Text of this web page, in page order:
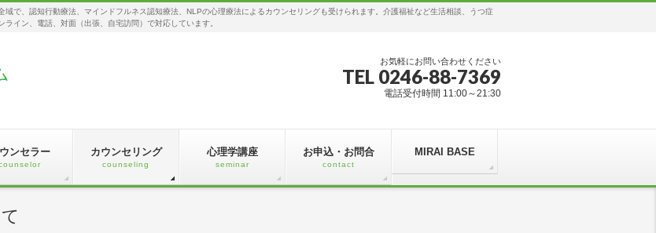
で、認知行動療法、マインドフルネス認知療法、NLPの心理療法によるカウンセリングも受けられます。介護福祉など生活相談、うつ症
イン、電話、対面（出張、自宅訪問）で対応しています。
お気軽にお問い合わせください
TEL 0246-88-7369
電話受付時間 11:00～21:30
ンセラー カウンセリング
counseling
心理学講座
seminar
お申込・お問合
contact
MIRAI BASE